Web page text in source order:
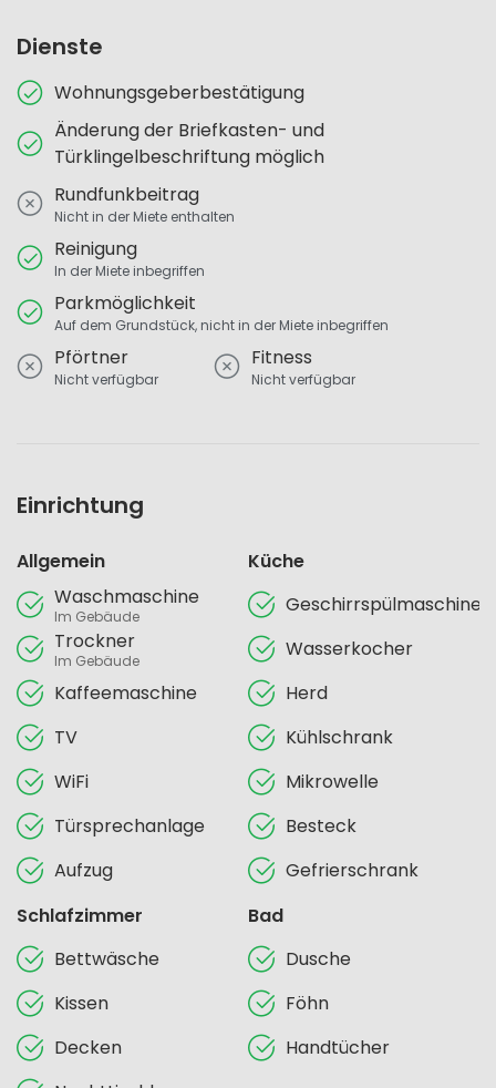
Dienste
Wohnungsgeberbestätigung
Änderung der Briefkasten- und
Türklingelbeschriftung möglich
Rundfunkbeitrag
Nicht in der Miete enthalten
Reinigung
In der Miete inbegriffen
Parkmöglichkeit
Auf dem Grundstück, nicht in der Miete inbegriffen
Pförtner
Nicht verfügbar
Fitness
Nicht verfügbar
Einrichtung
Allgemein
Waschmaschine
Im Gebäude
Trockner
Im Gebäude
Kaffeemaschine
TV
WiFi
Türsprechanlage
Aufzug
Küche
Geschirrspülmaschine
Wasserkocher
Herd
Kühlschrank
Mikrowelle
Besteck
Gefrierschrank
Schlafzimmer
Bettwäsche
Kissen
Decken
Bad
Dusche
Föhn
Handtücher